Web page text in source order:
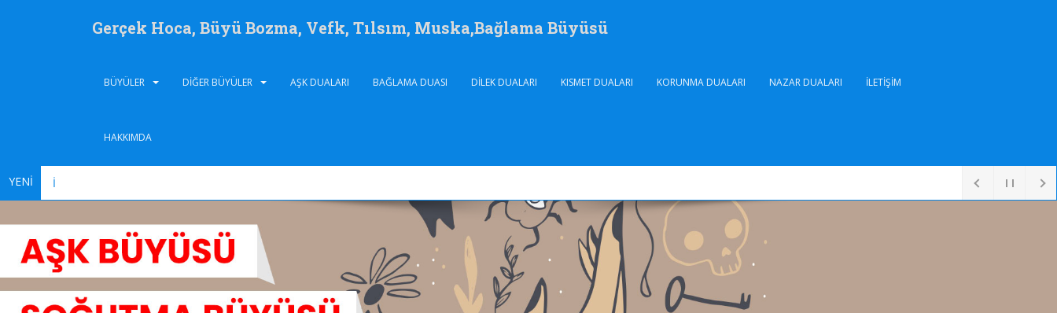
Gerçek Hoca, Büyü Bozma, Vefk, Tılsım, Muska,Bağlama Büyüsü
BÜYÜLER DIĞER BÜYÜLER AŞK DUALARI BAĞLAMA DUASI DILEK DUALARI KISMET DUALARI KORUNMA DUALARI NAZAR DUALARI İLETIŞIM
HAKKIMDA
YENİ İğne İle Yapılan Bü